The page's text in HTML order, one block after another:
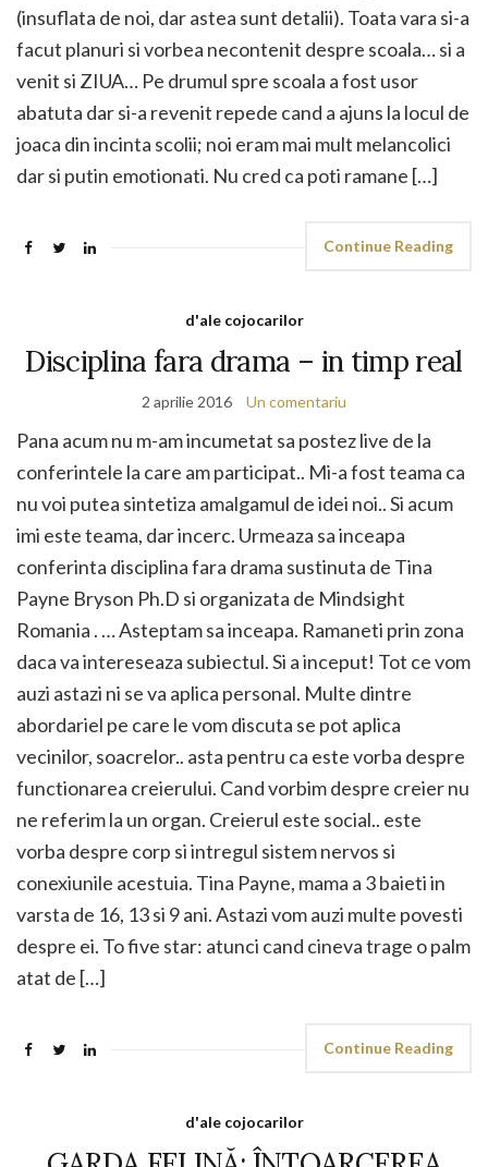
(insuflata de noi, dar astea sunt detalii). Toata vara si-a
facut planuri si vorbea necontenit despre scoala… si a
venit si ZIUA… Pe drumul spre scoala a fost usor
abatuta dar si-a revenit repede cand a ajuns la locul de
joaca din incinta scolii; noi eram mai mult melancolici
dar si putin emotionati. Nu cred ca poti ramane […]
Continue Reading
d'ale cojocarilor
Disciplina fara drama – in timp real
2 aprilie 2016 Un comentariu
Pana acum nu m-am incumetat sa postez live de la
conferintele la care am participat.. Mi-a fost teama ca
nu voi putea sintetiza amalgamul de idei noi.. Si acum
imi este teama, dar incerc. Urmeaza sa inceapa
conferinta disciplina fara drama sustinuta de Tina
Payne Bryson Ph.D si organizata de Mindsight
Romania‎ . … Asteptam sa inceapa. Ramaneti prin zona
daca va intereseaza subiectul. Si a inceput! Tot ce vom
auzi astazi ni se va aplica personal. Multe dintre
abordariel pe care le vom discuta se pot aplica
vecinilor, soacrelor.. asta pentru ca este vorba despre
functionarea creierului. Cand vorbim despre creier nu
ne referim la un organ. Creierul este social.. este
vorba despre corp si intregul sistem nervos si
conexiunile acestuia. Tina Payne, mama a 3 baieti in
varsta de 16, 13 si 9 ani. Astazi vom auzi multe povesti
despre ei. To five star: atunci cand cineva trage o palm
atat de […]
Continue Reading
d'ale cojocarilor